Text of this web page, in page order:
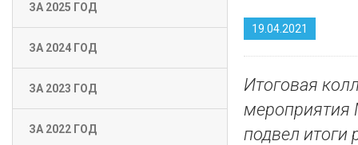
ЗА 2025 ГОД
ЗА 2024 ГОД
ЗА 2023 ГОД
ЗА 2022 ГОД
19.04.2021
Итоговая
мероприятия
подвел итоги